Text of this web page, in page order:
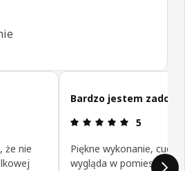
na 5 gwiazdki. Recenzje ogółem: 8
na 5 gwiazdki.
że nie
Bardzo jestem
Opinia: 5
5
Piękne wykonanie,
wygląda w